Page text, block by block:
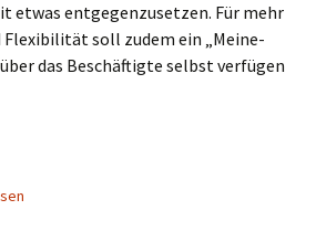
etwas entgegenzusetzen. Für mehr
soll zudem ein „Meine-
das Beschäftigte selbst verfügen